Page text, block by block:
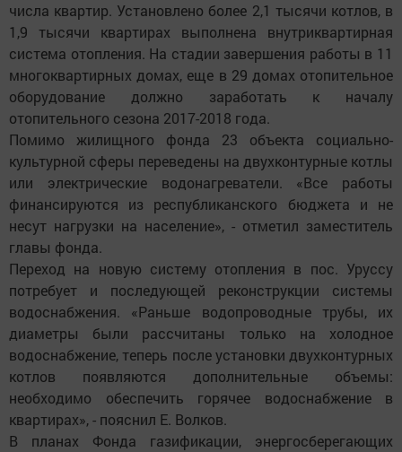
числа квартир. Установлено более 2,1 тысячи котлов, в
1,9 тысячи квартирах выполнена внутриквартирная
система отопления. На стадии завершения работы в 11
многоквартирных домах, еще в 29 домах отопительное
оборудование должно заработать к началу
отопительного сезона 2017-2018 года.
Помимо жилищного фонда 23 объекта социально-
культурной сферы переведены на двухконтурные котлы
или электрические водонагреватели. «Все работы
финансируются из республиканского бюджета и не
несут нагрузки на население», - отметил заместитель
главы фонда.
Переход на новую систему отопления в пос. Уруссу
потребует и последующей реконструкции системы
водоснабжения. «Раньше водопроводные трубы, их
диаметры были рассчитаны только на холодное
водоснабжение, теперь после установки двухконтурных
котлов появляются дополнительные объемы:
необходимо обеспечить горячее водоснабжение в
квартирах», - пояснил Е. Волков.
В планах Фонда газификации, энергосберегающих